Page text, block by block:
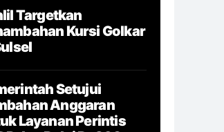
Targetkan
Kursi Golkar
Setujui
Anggaran
Layanan Perintis